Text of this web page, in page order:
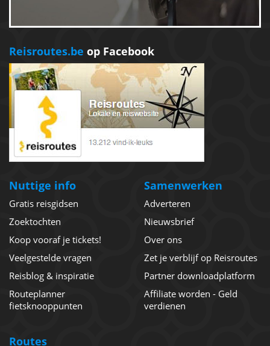
Reisroutes.be op Facebook
Nuttige info
Gratis reisgidsen
Zoektochten
Koop vooraf je tickets!
Veelgestelde vragen
Reisblog & inspiratie
Routeplanner
fietsknooppunten
Samenwerken
Adverteren
Nieuwsbrief
Over ons
Zet je verblijf op Reisroutes
Partner downloadplatform
Affiliate worden - Geld
verdienen
Routes